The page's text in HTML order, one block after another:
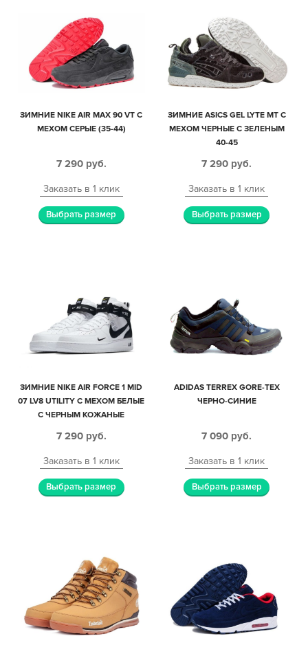
ЗИМНИЕ NIKE AIR MAX 90 VT С
МЕХОМ СЕРЫЕ (35-44)
7 290 руб.
Заказать в 1 клик
Выбрать размер
ЗИМНИЕ ASICS GEL LYTE MT С
МЕХОМ ЧЕРНЫЕ С ЗЕЛЕНЫМ
40-45
7 290 руб.
Заказать в 1 клик
Выбрать размер
ЗИМНИЕ NIKE AIR FORCE 1 MID
07 LV8 UTILITY С МЕХОМ БЕЛЫЕ
С ЧЕРНЫМ КОЖАНЫЕ
7 290 руб.
Заказать в 1 клик
Выбрать размер
ADIDAS TERREX GORE-TEX
ЧЕРНО-СИНИЕ
7 090 руб.
Заказать в 1 клик
Выбрать размер